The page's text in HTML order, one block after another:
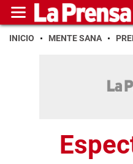
INICIO MENTE SANA